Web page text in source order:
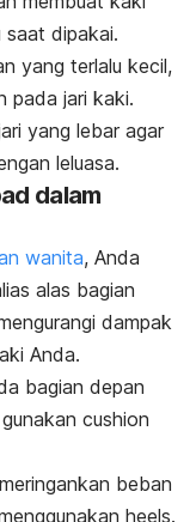
saat dipakai.
yang terlalu kecil,
pada jari kaki.
yang lebar agar
leluasa.
dalam
wanita, Anda
alas bagian
dampak
Anda.
bagian depan
cushion
beban
heels.